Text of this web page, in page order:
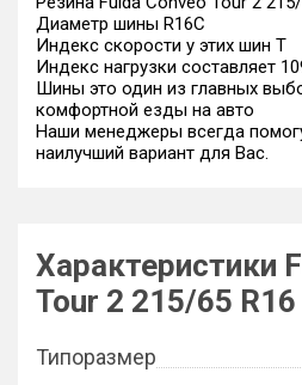
Диаметр шины R16C
Индекс скорости у этих шин T
Индекс нагрузки составляет
Шины это один из главных
комфортной езды на авто
Наши менеджеры всегда
наилучший вариант для Вас.
Характеристики
Tour 2 215/65
Типоразмер